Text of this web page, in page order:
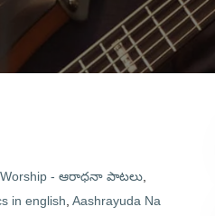
Worship - ఆరాధనా పాటలు
in english Aashrayuda Na